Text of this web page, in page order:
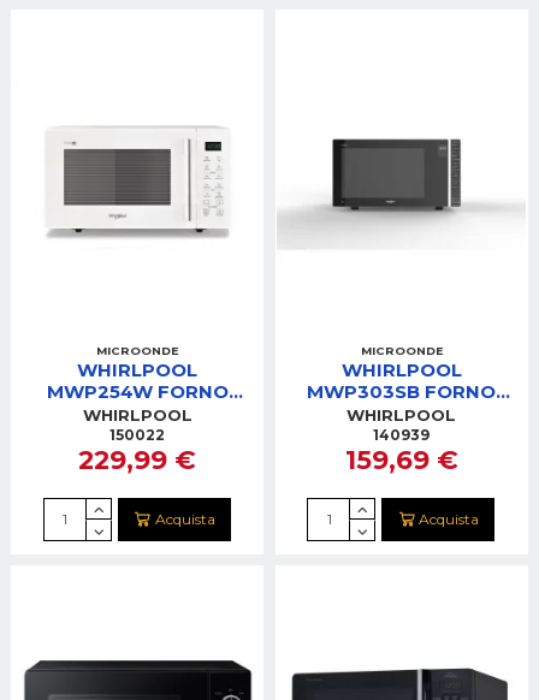
MICROONDE
WHIRLPOOL
MWP254W FORNO
MICROONDE 25LT
900W GRILL 1000W
BIANCO
WHIRLPOOL
150022
229,99 €
Acquista
MICROONDE
WHIRLPOOL
MWP303SB FORNO
MICROONDE 30 LT
WHIRLPOOL
140939
159,69 €
Acquista